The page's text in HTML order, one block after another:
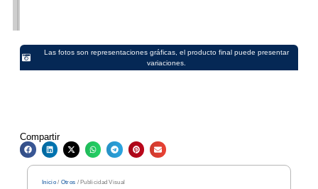
Las fotos son representaciones gráficas, el producto final puede presentar
variaciones.
Compartir
Inicio/ Otros / Publicidad Visual